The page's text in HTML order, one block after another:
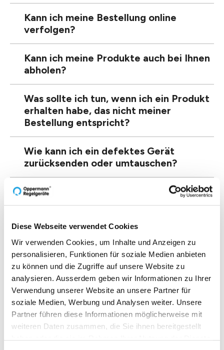
Diese Webseite verwendet Cookies
Wir verwenden Cookies, um Inhalte und Anzeigen zu
personalisieren, Funktionen für soziale Medien anbieten
zu können und die Zugriffe auf unsere Website zu
analysieren. Ausserdem geben wir Informationen zu Ihrer
Verwendung unserer Website an unsere Partner für
soziale Medien, Werbung und Analysen weiter. Unsere
Partner führen diese Informationen möglicherweise mit
weiteren Daten zusammen, die Sie ihnen bereitgestellt
Kann ich meine Bestellung online
verfolgen?
Kann ich meine Produkte auch bei Ihnen
abholen?
Was sollte ich tun, wenn ich ein Produkt
erhalten habe, das nicht meiner
Bestellung entspricht?
Wie kann ich ein defektes Gerät
zurücksenden oder umtauschen?
Welche Zahlungsmethoden akzeptieren
Sie?
Gibt es eine Gewährleistung auf die von
Ihnen verkauften Produkte?
Bieten Sie Schulungen oder Tutorials für
Ihre Produkte an?
Wie erfahre ich von Schulungen?